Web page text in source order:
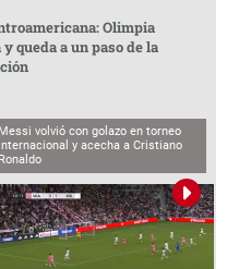
Olimpia
queda a un paso de la
Messi volvió con golazo en torneo
internacional y acecha a Cristiano
Ronaldo